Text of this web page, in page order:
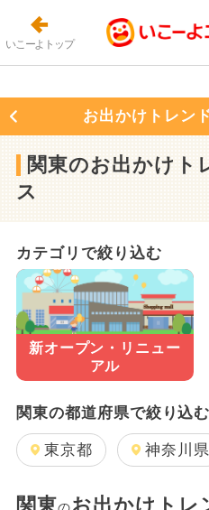
いこーよトップ
お出かけトレン
関東のお出かけト
ス
カテゴリで絞り込む
新オープン・ リニュー
アル
関東の都道府県で絞り込む
東京都 神奈川県